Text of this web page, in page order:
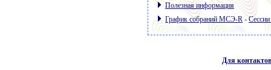
Полезная информация
График собраний МСЭ-R -
Для контактов